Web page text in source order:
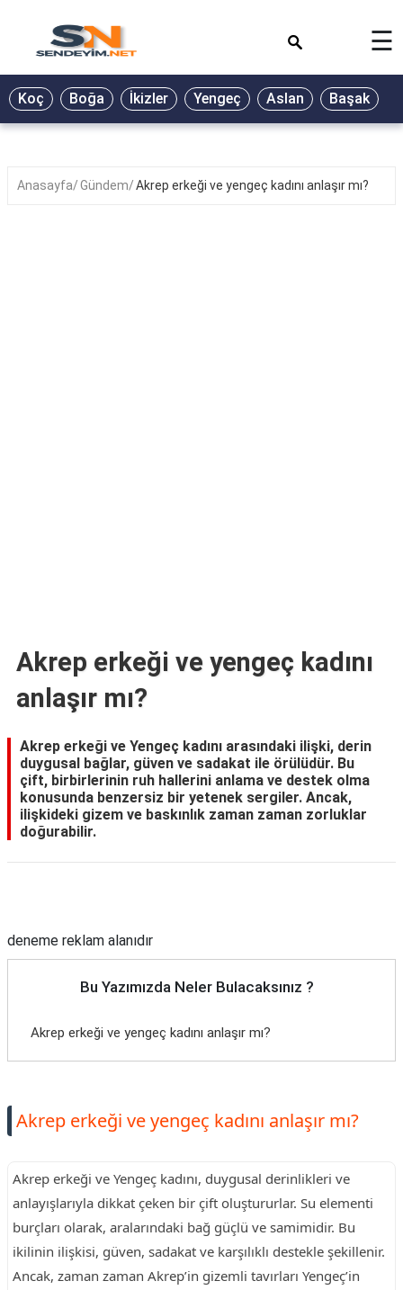
BİYOGRAFİ
GALERİ
☰
Koç Boğa İkizler Yengeç Aslan Başak
Anasayfa Gündem Akrep erkeği ve yengeç kadını anlaşır mı?
Akrep erkeği ve yengeç kadını
anlaşır mı?
Akrep erkeği ve Yengeç kadını arasındaki ilişki, derin
duygusal bağlar, güven ve sadakat ile örülüdür. Bu
çift, birbirlerinin ruh hallerini anlama ve destek olma
konusunda benzersiz bir yetenek sergiler. Ancak,
ilişkideki gizem ve baskınlık zaman zaman zorluklar
doğurabilir.
deneme reklam alanıdır
Bu Yazımızda Neler Bulacaksınız ?
Akrep erkeği ve yengeç kadını anlaşır mı?
Akrep erkeği ve yengeç kadını anlaşır mı?
Akrep erkeği ve Yengeç kadını, duygusal derinlikleri ve
anlayışlarıyla dikkat çeken bir çift oluştururlar. Su elementi
burçları olarak, aralarındaki bağ güçlü ve samimidir. Bu
ikilinin ilişkisi, güven, sadakat ve karşılıklı destekle şekillenir.
Ancak, zaman zaman Akrep’in gizemli tavırları Yengeç’in